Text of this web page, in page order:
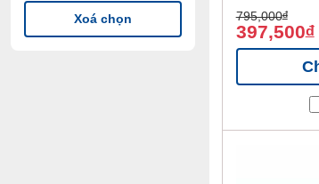
Xoá chọn 795,000đ
397,500đ